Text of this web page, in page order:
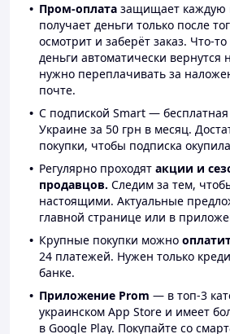
Пром-оплата защищает каждую
получает деньги только после
осмотрит и заберёт заказ. Что-
деньги автоматически вернутся
нужно переплачивать за
почте.
С подпиской Smart — бесплатная
Украине за 50 грн в месяц.
покупки, чтобы подписка
Регулярно проходят акции и
продавцов. Следим за тем,
настоящими. Актуальные
главной странице или в
Крупные покупки можно
24 платежей. Нужен только
банке.
Приложение Prom — в топ-3
украинском App Store и имеет
в Google Play. Покупайте со